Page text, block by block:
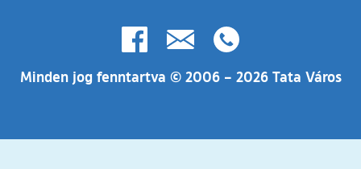
Minden jog fenntartva © 2006 – 2026 Tata Város